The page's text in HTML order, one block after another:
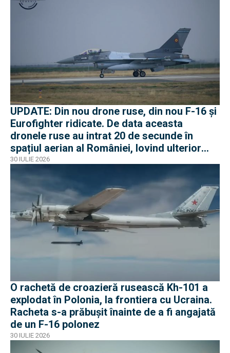
UPDATE: Din nou drone ruse, din nou F-16 și
Eurofighter ridicate. De data aceasta
dronele ruse au intrat 20 de secunde în
spațiul aerian al României, lovind ulterior
Ucraina
30 IULIE 2026
O rachetă de croazieră rusească Kh-101 a
explodat în Polonia, la frontiera cu Ucraina.
Racheta s-a prăbușit înainte de a fi angajată
de un F-16 polonez
30 IULIE 2026